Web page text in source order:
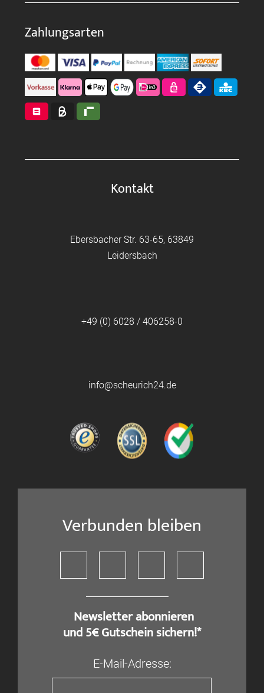
Zahlungsarten
Kontakt
Ebersbacher Str. 63-65, 63849
Leidersbach
+49 (0) 6028 / 406258-0
info@scheurich24.de
Verbunden bleiben
​ Newsletter abonnieren
und 5€ Gutschein sichern!*
E-Mail-Adresse: